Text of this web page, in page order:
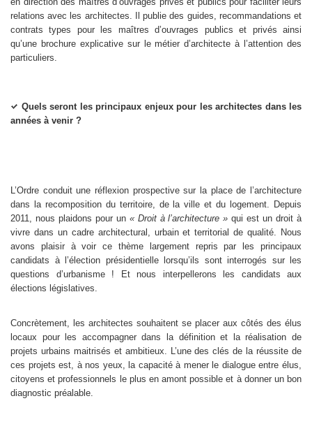
relations avec les architectes. Il publie des guides, recommandations et
contrats types pour les maîtres d’ouvrages publics et privés ainsi
qu’une brochure explicative sur le métier d’architecte à l’attention des
particuliers.
Quels seront les principaux enjeux pour les architectes dans les
années à venir ?
L’Ordre conduit une réflexion prospective sur la place de l’architecture
dans la recomposition du territoire, de la ville et du logement. Depuis
2011, nous plaidons pour un« Droit à l’architecture » qui est un droit à
vivre dans un cadre architectural, urbain et territorial de qualité. Nous
avons plaisir à voir ce thème largement repris par les principaux
candidats à l’élection présidentielle lorsqu’ils sont interrogés sur les
questions d’urbanisme ! Et nous interpellerons les candidats aux
élections législatives.
Concrètement, les architectes souhaitent se placer aux côtés des élus
locaux pour les accompagner dans la définition et la réalisation de
projets urbains maitrisés et ambitieux. L’une des clés de la réussite de
ces projets est, à nos yeux, la capacité à mener le dialogue entre élus,
citoyens et professionnels le plus en amont possible et à donner un bon
diagnostic préalable.